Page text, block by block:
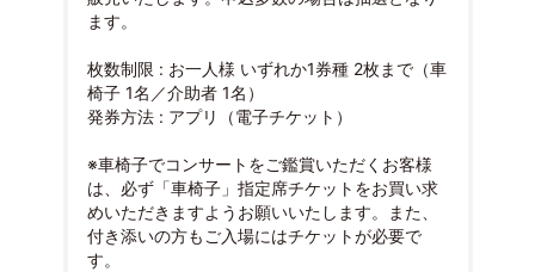
ます。
枚数制限 : お一人様 いずれか1券種 2枚まで（車
椅子 1名／介助者 1名）
発券方法 : アプリ（電子チケット）
※車椅子でコンサートをご鑑賞いただくお客様
は、必ず「車椅子」指定席チケットをお買い求
めいただきますようお願いいたします。また、
付き添いの方もご入場にはチケットが必要で
す。